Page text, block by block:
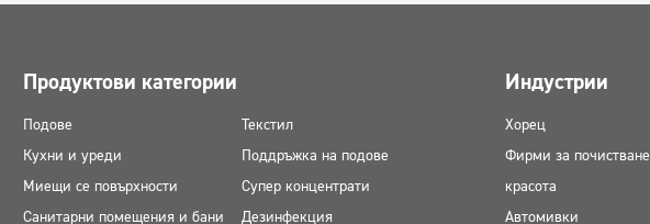
Продуктови категории
Подове
Кухни и уреди
Миещи се повърхности
Санитарни помещения и бани
Текстил
Поддръжка на подове
Супер концентрати
Дезинфекция
Индустрии
Хорец
Фирми за почистване
красота
Автомивки